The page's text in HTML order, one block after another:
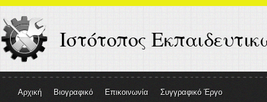
Ιστότοπος
Αρχική Βιογραφικό Επικοινωνία Συγγραφικό Έργο